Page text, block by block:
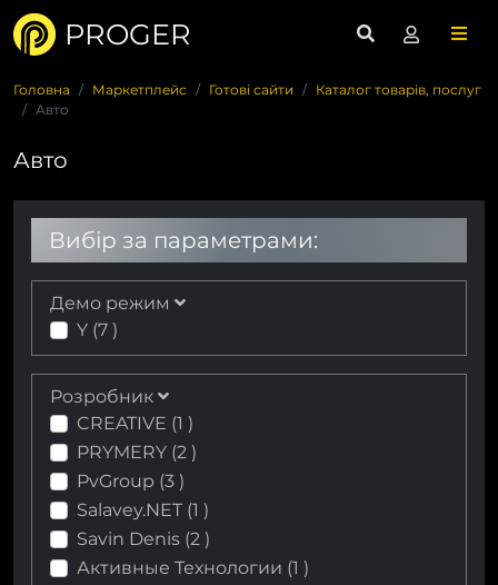
PROGER
Головна Маркетплейс Готові сайти
Каталог товарів, послуг
Авто
Авто
Вибір за параметрами:
Демо режим
Y (7 )
Розробник
CREATIVE (1 )
PRYMERY (2 )
PvGroup (3 )
Salavey.NET (1 )
Savin Denis (2 )
Активные Технологии (1 )